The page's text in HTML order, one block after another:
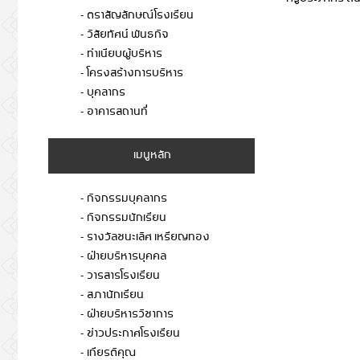
- ตราสัญลักษณ์โรงเรียน
- วิสัยทัศน์ พันธกิจ
- ทำเนียบผู้บริหาร
- โครงสร้างการบริหาร
- บุคลากร
- อาคารสถานที่
เมนูหลัก
- กิจกรรมบุคลากร
- กิจกรรมนักเรียน
- รางวัลชนะเลิศ เหรียญทอง
- ฝ่ายบริหารบุคคล
- วารสารโรงเรียน
- สภานักเรียน
- ฝ่ายบริหารวิชาการ
- ข่าวประกาศโรงเรียน
- เกียรติคุณ